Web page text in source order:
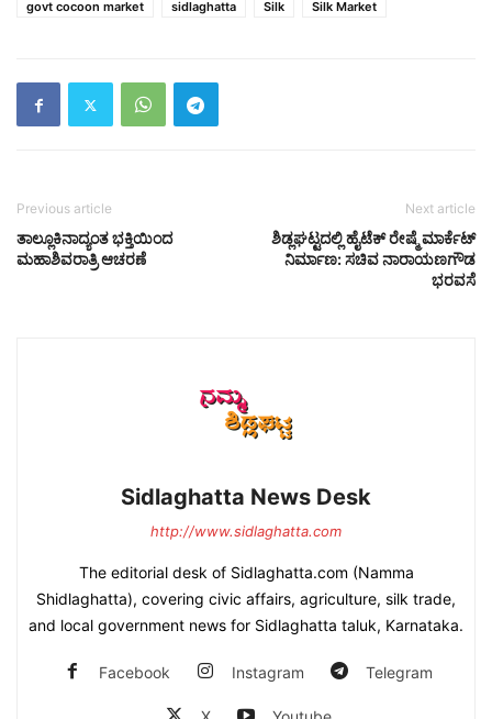
govt cocoon market sidlaghatta Silk Silk Market
Previous article
ತಾಲ್ಲೂಕಿನಾದ್ಯಂತ ಭಕ್ತಿಯಿಂದ
ಮಹಾಶಿವರಾತ್ರಿ ಆಚರಣೆ
Next article
ಶಿಡ್ಲಘಟ್ಟದಲ್ಲಿ ಹೈಟೆಕ್ ರೇಷ್ಮೆ ಮಾರ್ಕೆಟ್
ನಿರ್ಮಾಣ: ಸಚಿವ ನಾರಾಯಣಗೌಡ
ಭರವಸೆ
Sidlaghatta News Desk
http://www.sidlaghatta.com
The editorial desk of Sidlaghatta.com (Namma
Shidlaghatta), covering civic affairs, agriculture, silk trade,
and local government news for Sidlaghatta taluk, Karnataka.
Facebook Instagram Telegram